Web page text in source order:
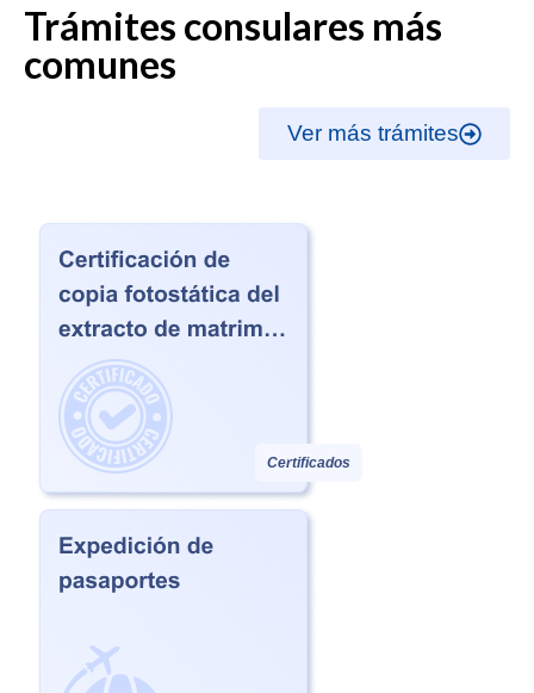
Trámites consulares más
comunes
Ver más trámites
Certificados